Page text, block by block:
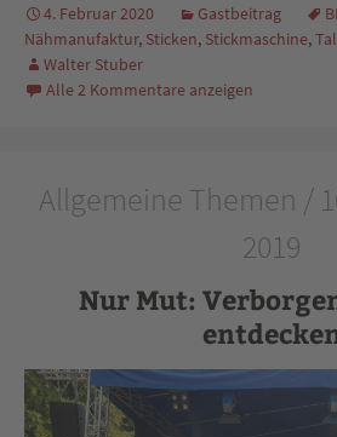
4. Februar 2020 Gastbeitrag
Nähmanufaktur, Sticken, Stickmaschine,
Walter Stuber
Alle 2 Kommentare anzeigen
Allgemeine Themen /
2019
Nur Mut: